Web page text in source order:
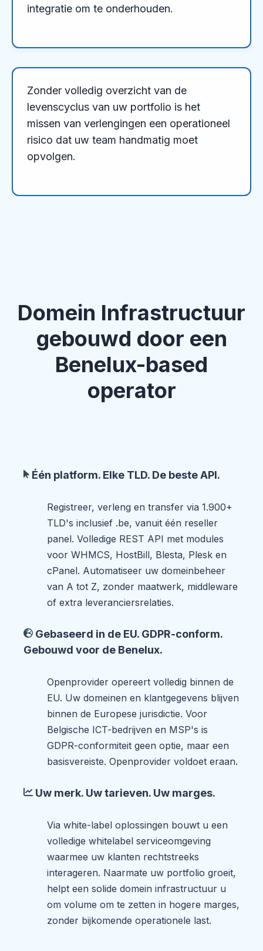
integratie om te onderhouden.
Zonder volledig overzicht van de
levenscyclus van uw portfolio is het
missen van verlengingen een operationeel
risico dat uw team handmatig moet
opvolgen.
Domein Infrastructuur
gebouwd door een
Benelux-based
operator
Één platform. Elke TLD. De beste API.
Registreer, verleng en transfer via 1.900+
TLD's inclusief .be, vanuit één reseller
panel. Volledige REST API met modules
voor WHMCS, HostBill, Blesta, Plesk en
cPanel. Automatiseer uw domeinbeheer
van A tot Z, zonder maatwerk, middleware
of extra leveranciersrelaties.
Gebaseerd in de EU. GDPR-conform.
Gebouwd voor de Benelux.
Openprovider opereert volledig binnen de
EU. Uw domeinen en klantgegevens blijven
binnen de Europese jurisdictie. Voor
Belgische ICT-bedrijven en MSP's is
GDPR-conformiteit geen optie, maar een
basisvereiste. Openprovider voldoet eraan.
Uw merk. Uw tarieven. Uw marges.
Via white-label oplossingen bouwt u een
volledige whitelabel serviceomgeving
waarmee uw klanten rechtstreeks
interageren. Naarmate uw portfolio groeit,
helpt een solide domein infrastructuur u
om volume om te zetten in hogere marges,
zonder bijkomende operationele last.